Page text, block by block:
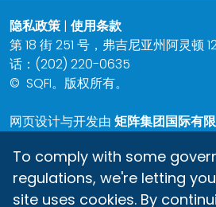
隐私政策 | 使用条款
第 18 街 251 号，弗吉尼亚州阿灵顿
话：(202) 220-0635
© SQFI。版权所有。
网页设计与开发由 矩阵集团国际有
To comply with some
regulations, we're letting
site uses cookies. By